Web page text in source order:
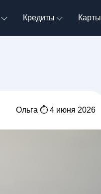
Кредиты Карты
Ольга ⏱ 4 июня 2026